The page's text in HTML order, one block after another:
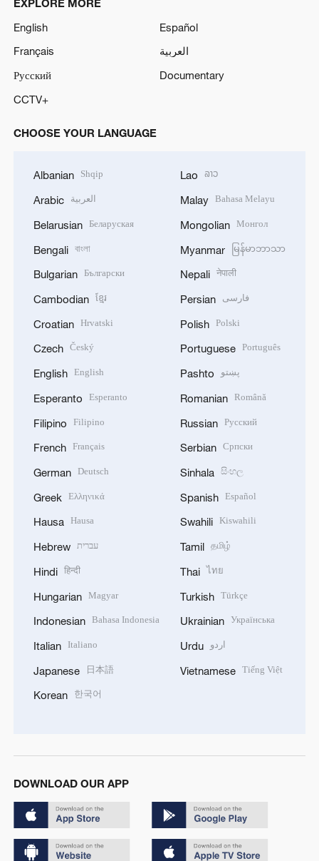
EXPLORE MORE
English
Español
Français
العربية
Русский
Documentary
CCTV+
CHOOSE YOUR LANGUAGE
Albanian Shqip
Arabic العربية
Belarusian Беларуская
Bengali বাংলা
Bulgarian Български
Cambodian ខ្មែរ
Croatian Hrvatski
Czech Český
English English
Esperanto Esperanto
Filipino Filipino
French Français
German Deutsch
Greek Ελληνικά
Hausa Hausa
Hebrew עברית
Hindi हिन्दी
Hungarian Magyar
Indonesian Bahasa Indonesia
Italian Italiano
Japanese 日本語
Korean 한국어
Lao ລາວ
Malay Bahasa Melayu
Mongolian Монгол
Myanmar မြန်မာဘာသာ
Nepali नेपाली
Persian فارسی
Polish Polski
Portuguese Português
Pashto پښتو
Romanian Română
Russian Русский
Serbian Српски
Sinhala සිංහල
Spanish Español
Swahili Kiswahili
Tamil தமிழ்
Thai ไทย
Turkish Türkçe
Ukrainian Українська
Urdu اردو
Vietnamese Tiếng Việt
DOWNLOAD OUR APP